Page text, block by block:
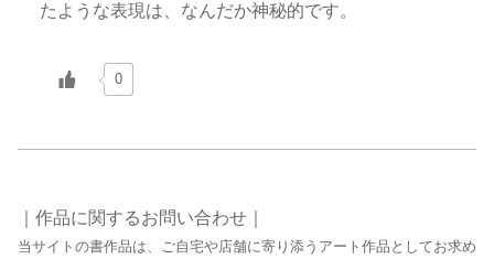
たような表現は、なんだか神秘的です。
0
｜作品に関するお問い合わせ｜
当サイトの書作品は、ご自宅や店舗に寄り添うアート作品としてお求め